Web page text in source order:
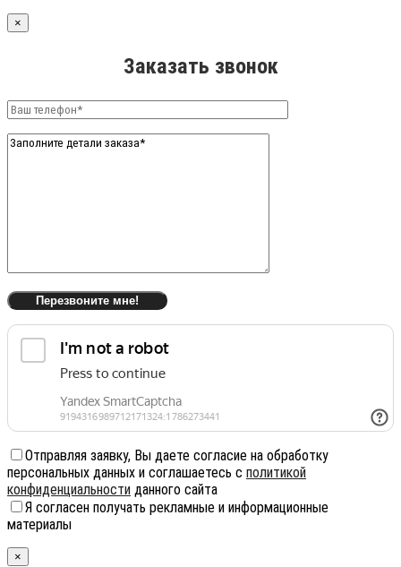
×
Заказать звонок
Отправляя заявку, Вы даете согласие на обработку
персональных данных и соглашаетесь с политикой
конфиденциальности данного сайта
Я согласен получать рекламные и информационные
материалы
×